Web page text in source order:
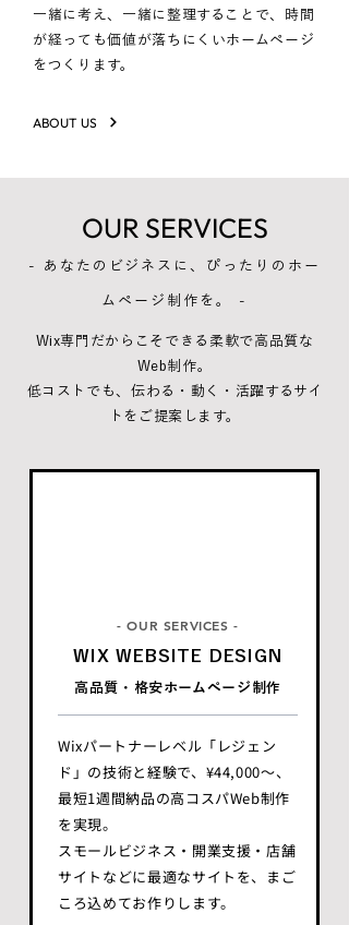
一緒に考え、一緒に整理することで、時間
が経っても価値が落ちにくいホームページ
をつくります。
ABOUT US
OUR SERVICES
- あなたのビジネスに、ぴったりのホー
ムページ制作を。 -
Wix専門だからこそできる柔軟で高品質な
Web制作。
低コストでも、伝わる・動く・活躍するサイ
トをご提案します。
- OUR SERVICES -
WIX WEBSITE DESIGN
高品質・格安ホームページ制作
Wixパートナーレベル「レジェン
ド」の技術と経験で、¥44,000〜、
最短1週間納品の高コスパWeb制作
を実現。
スモールビジネス・開業支援・店舗
サイトなどに最適なサイトを、まご
ころ込めてお作りします。